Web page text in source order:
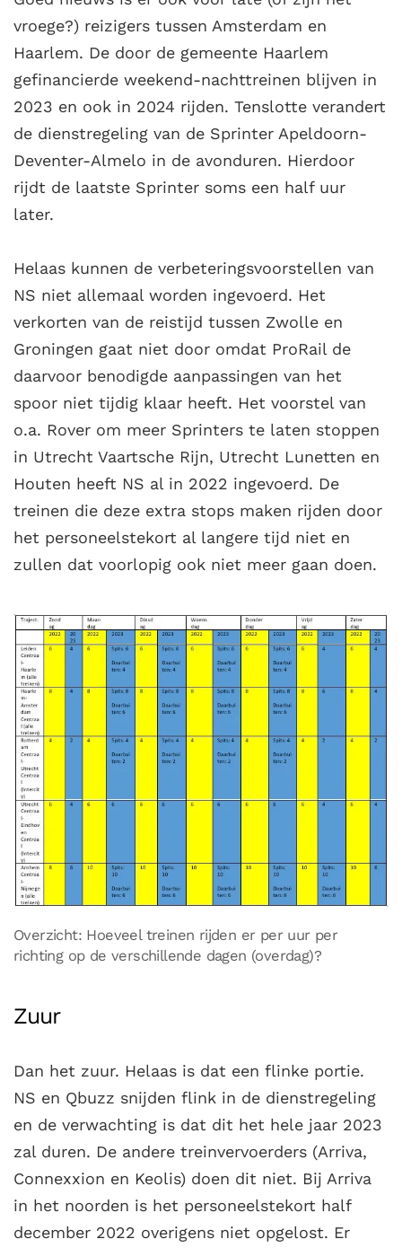
vroege?) reizigers tussen Amsterdam en
Haarlem. De door de gemeente Haarlem
gefinancierde weekend-nachttreinen blijven in
2023 en ook in 2024 rijden. Tenslotte verandert
de dienstregeling van de Sprinter Apeldoorn-
Deventer-Almelo in de avonduren. Hierdoor
rijdt de laatste Sprinter soms een half uur
later.
Helaas kunnen de verbeteringsvoorstellen van
NS niet allemaal worden ingevoerd. Het
verkorten van de reistijd tussen Zwolle en
Groningen gaat niet door omdat ProRail de
daarvoor benodigde aanpassingen van het
spoor niet tijdig klaar heeft. Het voorstel van
o.a. Rover om meer Sprinters te laten stoppen
in Utrecht Vaartsche Rijn, Utrecht Lunetten en
Houten heeft NS al in 2022 ingevoerd. De
treinen die deze extra stops maken rijden door
het personeelstekort al langere tijd niet en
zullen dat voorlopig ook niet meer gaan doen.
Overzicht: Hoeveel treinen rijden er per uur per
richting op de verschillende dagen (overdag)?
Zuur
Dan het zuur. Helaas is dat een flinke portie.
NS en Qbuzz snijden flink in de dienstregeling
en de verwachting is dat dit het hele jaar 2023
zal duren. De andere treinvervoerders (Arriva,
Connexxion en Keolis) doen dit niet. Bij Arriva
in het noorden is het personeelstekort half
december 2022 overigens niet opgelost. Er